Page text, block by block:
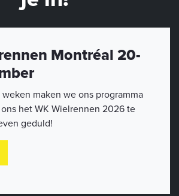
Montréal 20-
maken we ons programma
het WK Wielrennen 2026 te
geduld!